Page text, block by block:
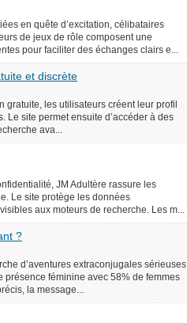
en quête d’excitation, célibataires
de jeux de rôle composent une
pour faciliter des échanges clairs e...
et discrète
gratuite, les utilisateurs créent leur profil
site permet ensuite d’accéder à des
ava...
JM Adultère rassure les
Le site protège les données
aux moteurs de recherche. Les m...
?
d’aventures extraconjugales sérieuses
présence féminine avec 58% de femmes
la message...